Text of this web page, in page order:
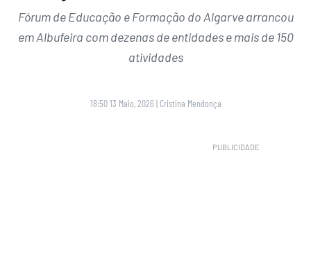
Fórum de Educação e Formação do Algarve arrancou
em Albufeira com dezenas de entidades e mais de 150
atividades
18:50 13 Maio, 2026 | Cristina Mendonça